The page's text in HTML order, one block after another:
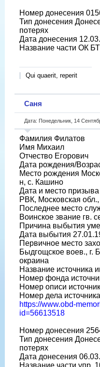
Номер донесения
Тип донесения
потерях
Дата донесения
Название части ОК
Qui quaerit, reperit
Саня
Дата: Понедельник, 14
Фамилия Филатов
Имя Михаил
Отчество Егорович
Дата рождения/
Место рождения
н, с. Кашино
Дата и место
РВК, Московская
Последнее место
Воинское звание гв.
Причина выбытия
Дата выбытия
Первичное место
Быдгощское воев., г.
окраина
Название
Номер фонда
Номер описи
Номер дела
https://www.obd-
id=56613518
Номер донесения
Тип донесения
потерях
Дата донесения
Название части упр.